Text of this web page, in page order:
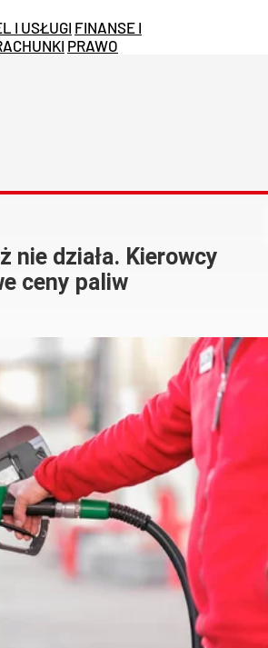
I USŁUGI FINANSE I
PRAWO
nie działa. Kierowcy
ceny paliw